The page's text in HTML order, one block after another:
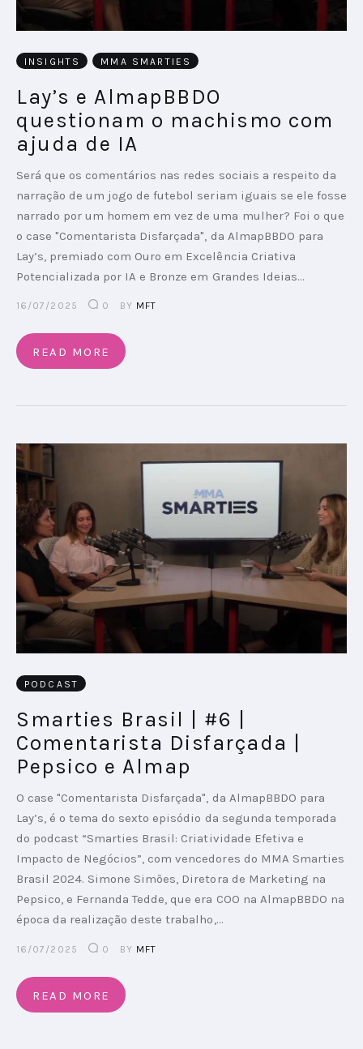
INSIGHTS MMA SMARTIES
Lay’s e AlmapBBDO
questionam o machismo com
ajuda de IA
Será que os comentários nas redes sociais a respeito da
narração de um jogo de futebol seriam iguais se ele fosse
narrado por um homem em vez de uma mulher? Foi o que
o case "Comentarista Disfarçada", da AlmapBBDO para
Lay’s, premiado com Ouro em Excelência Criativa
Potencializada por IA e Bronze em Grandes Ideias…
16/07/2025 0 BY MFT
READ MORE
PODCAST
Smarties Brasil | #6 |
Comentarista Disfarçada |
Pepsico e Almap
O case "Comentarista Disfarçada", da AlmapBBDO para
Lay’s, é o tema do sexto episódio da segunda temporada
do podcast “Smarties Brasil: Criatividade Efetiva e
Impacto de Negócios”, com vencedores do MMA Smarties
Brasil 2024. Simone Simões, Diretora de Marketing na
Pepsico, e Fernanda Tedde, que era COO na AlmapBBDO na
época da realização deste trabalho,…
16/07/2025 0 BY MFT
READ MORE